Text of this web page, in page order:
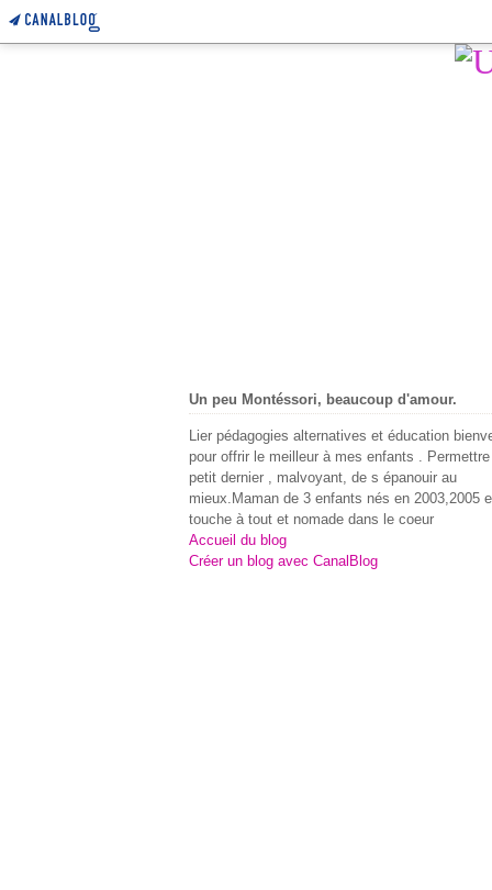
Un peu Montéssori, beaucoup d'amour.
Lier pédagogies alternatives et éducation
pour offrir le meilleur à mes enfants .
petit dernier , malvoyant, de s épanouir au
mieux.Maman de 3 enfants nés en 2003,2005
touche à tout et nomade dans le coeur
Accueil du blog
Créer un blog avec CanalBlog